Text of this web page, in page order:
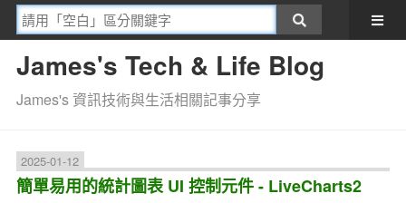
James's Tech & Life Blog
James's 資訊技術與生活相關記事分享
2025-01-12
簡單易用的統計圖表 UI 控制元件 - LiveCharts2